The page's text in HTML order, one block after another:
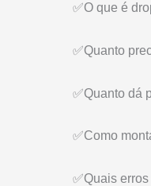
✅O que é
✅Quanto
✅Quanto dá
✅Como
✅Quais